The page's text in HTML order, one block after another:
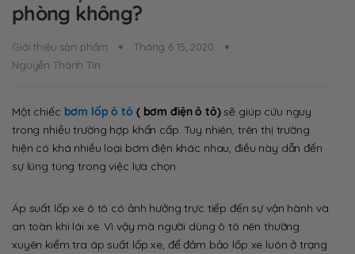
phòng không?
Giới thiệu sản phẩm
Tháng 6 15, 2020
Nguyễn Thành Tín
Một chiếc bơm lốp ô tô ( bơm điện ô tô)sẽ giúp cứu nguy
trong nhiều trường hợp khẩn cấp. Tuy nhiên, trên thị trường
hiện có khá nhiều loại bơm điện khác nhau, điều này dẫn đến
sự lúng túng trong việc lựa chọn.
Áp suất lốp xe ô tô có ảnh hưởng trực tiếp đến sự vận hành và
an toàn khi lái xe. Vì vậy mà người dùng ô tô nên thường
xuyên kiểm tra áp suất lốp xe, để đảm bảo lốp xe luôn ở trạng